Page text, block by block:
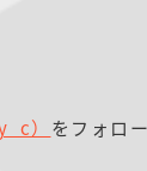
） をフォロ